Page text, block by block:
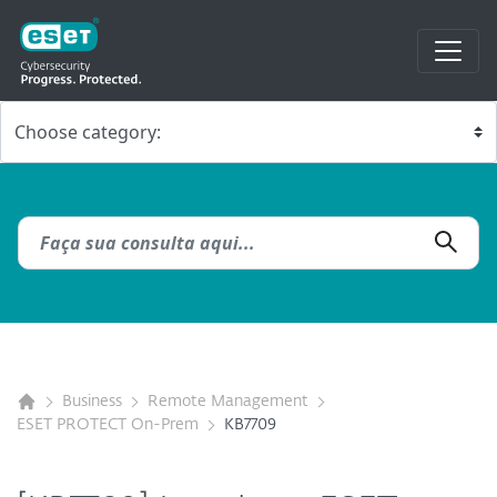
Business
Remote Management
ESET PROTECT On-Prem
KB7709